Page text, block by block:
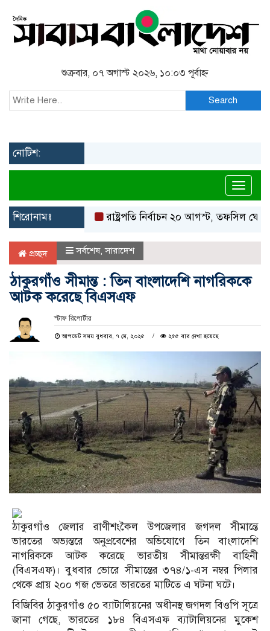
শুক্রবার, ০৭ অগাস্ট ২০২৬, ১০:০৩ পূর্বাহ্ন
Search
নোটিশ:
শিরোনামঃ রাষ্ট্রপতি নির্বাচন ২০ আগস্ট, তফসিল ঘোষণা
প্রচ্ছদ সর্বশেষ,সারাদেশ
ঠাকুরগাঁও সীমান্ত : তিন বাংলাদেশি নাগরিককে
আটক করেছে বিএসএফ
স্টাফ রিপোর্টার
আপডেট সময় বুধবার, ৭ মে, ২০২৫ ২৫৫ বার দেখা হয়েছে
ঠাকুরগাঁও জেলার রাণীশংকৈল উপজেলার জগদল সীমান্তে
ভারতের অভ্যন্তরে অনুপ্রবেশের অভিযোগে তিন বাংলাদেশি
নাগরিককে আটক করেছে ভারতীয় সীমান্তরক্ষী বাহিনী
(বিএসএফ)। বুধবার ভোরে সীমান্তের ৩৭৪/১-এস নম্বর পিলার
থেকে প্রায় ২০০ গজ ভেতরে ভারতের মাটিতে এ ঘটনা ঘটে।
বিজিবির ঠাকুরগাঁও ৫০ ব্যাটালিয়নের অধীনস্থ জগদল বিওপি সূত্রে
জানা গেছে, ভারতের ১৮৪ বিএসএফ ব্যাটালিয়নের মুকেশ